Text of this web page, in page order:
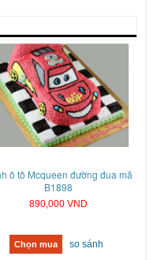
ô tô Mcqueen đường đua mã
B1898
890,000 VND
Chọn mua so sánh